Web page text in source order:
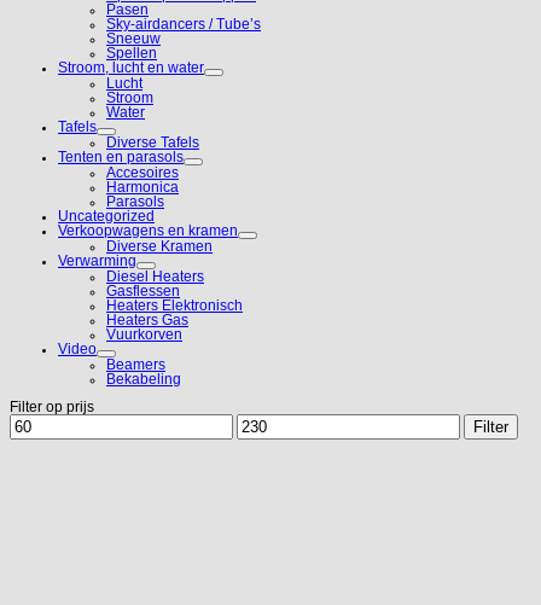
Pasen
Sky-airdancers / Tube’s
Sneeuw
Spellen
Stroom, lucht en water
Lucht
Stroom
Water
Tafels
Diverse Tafels
Tenten en parasols
Accesoires
Harmonica
Parasols
Uncategorized
Verkoopwagens en kramen
Diverse Kramen
Verwarming
Diesel Heaters
Gasflessen
Heaters Elektronisch
Heaters Gas
Vuurkorven
Video
Beamers
Bekabeling
Filter op prijs
Min.
prijs
Max.
prijs
Filter